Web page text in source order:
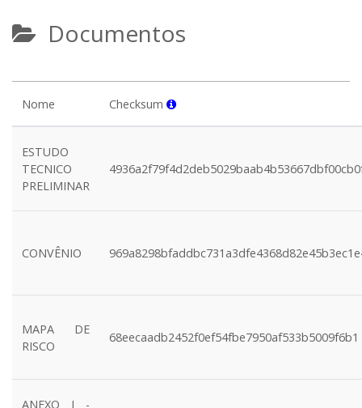
Documentos
Nome Checksum
ESTUDO
TECNICO
PRELIMINAR
CONVÊNIO
MAPA DE
RISCO
68eecaadb2452f0ef54fbe7950af533b5009f6b1
ANEXO I -